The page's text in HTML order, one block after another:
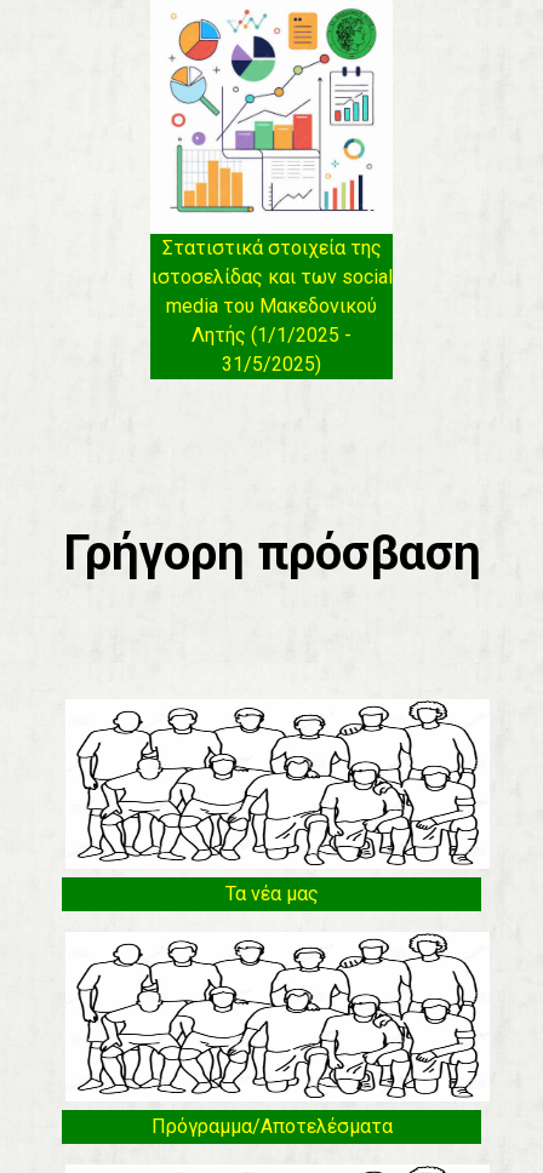
Στατιστικά στοιχεία της
ιστοσελίδας και των social
media του Μακεδονικού
Λητής (1/1/2025 -
31/5/2025)
Γρήγορη πρόσβαση
Τα νέα μας
Πρόγραμμα/Αποτελέσματα